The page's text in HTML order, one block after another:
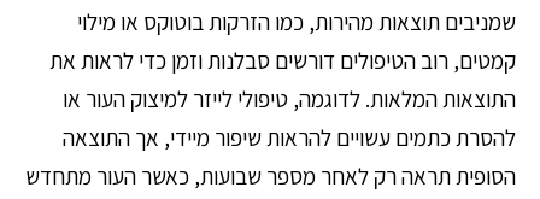
שמניבים תוצאות מהירות, כמו הזרקות בוטוקס או מילוי
קמטים, רוב הטיפולים דורשים סבלנות וזמן כדי לראות את
התוצאות המלאות. לדוגמה, טיפולי לייזר למיצוק העור או
להסרת כתמים עשויים להראות שיפור מיידי, אך התוצאה
הסופית תראה רק לאחר מספר שבועות, כאשר העור מתחדש